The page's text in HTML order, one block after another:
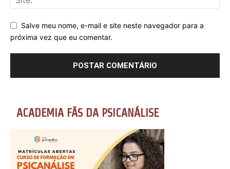
Salve meu nome, e-mail e site neste navegador para a
próxima vez que eu comentar.
ACADEMIA FÃS DA PSICANÁLISE